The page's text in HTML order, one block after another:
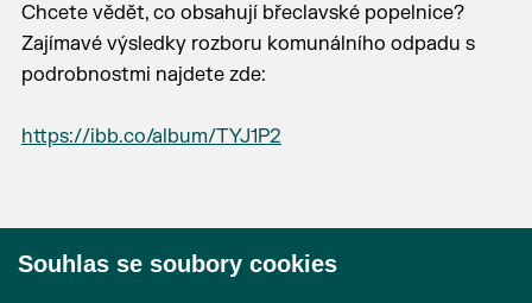
Chcete vědět, co obsahují břeclavské popelnice?
Zajímavé výsledky rozboru komunálního odpadu s
podrobnostmi najdete zde:
https://ibb.co/album/TYJ1P2
Souhlas se soubory cookies